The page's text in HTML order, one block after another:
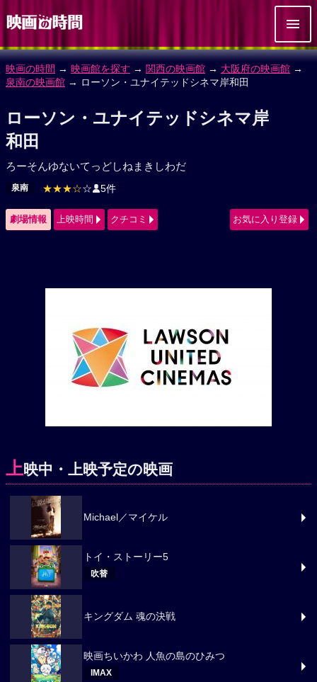
映画の時間 → 映画館を探す → 関西の映画館 → 大阪府の映画館 →
泉南の映画館 → ローソン・ユナイテッドシネマ岸和田
ローソン・ユナイテッドシネマ岸
和田
ろーそんゆないてっどしねまきしわだ
泉南 ★★★☆☆ 5件
劇場情報 上映時間 クチコミ お気に入り登録
上映中・上映予定の映画
Michael／マイケル
トイ・ストーリー5
吹替
キングダム 魂の決戦
映画ちいかわ 人魚の島のひみつ
IMAX